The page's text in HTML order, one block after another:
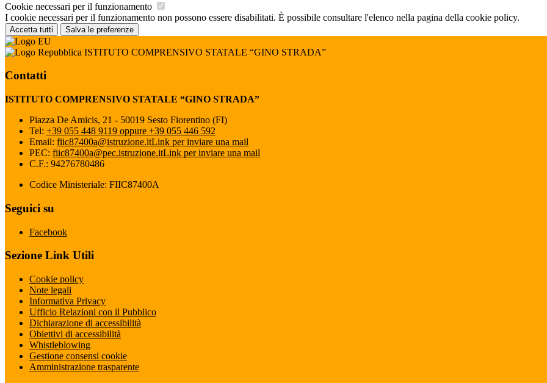
Cookie necessari per il funzionamento
I cookie necessari per il funzionamento non possono essere disabilitati. È possibile consultare l'elenco nella pagina della cookie policy.
Accetta tutti Salva le preferenze
ISTITUTO COMPRENSIVO STATALE “GINO STRADA”
Contatti
ISTITUTO COMPRENSIVO STATALE “GINO STRADA”
Piazza De Amicis, 21 - 50019 Sesto Fiorentino (FI)
Tel: +39 055 448 9119 oppure +39 055 446 592
Email: fiic87400a@istruzione.itLink per inviare una mail
PEC: fiic87400a@pec.istruzione.itLink per inviare una mail
C.F.: 94276780486
Codice Ministeriale: FIIC87400A
Seguici su
Facebook
Sezione Link Utili
Cookie policy
Note legali
Informativa Privacy
Ufficio Relazioni con il Pubblico
Dichiarazione di accessibilità
Obiettivi di accessibilità
Whistleblowing
Gestione consensi cookie
Amministrazione trasparente